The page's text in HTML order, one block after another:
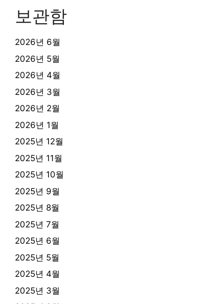
보관함
2026년 6월
2026년 5월
2026년 4월
2026년 3월
2026년 2월
2026년 1월
2025년 12월
2025년 11월
2025년 10월
2025년 9월
2025년 8월
2025년 7월
2025년 6월
2025년 5월
2025년 4월
2025년 3월